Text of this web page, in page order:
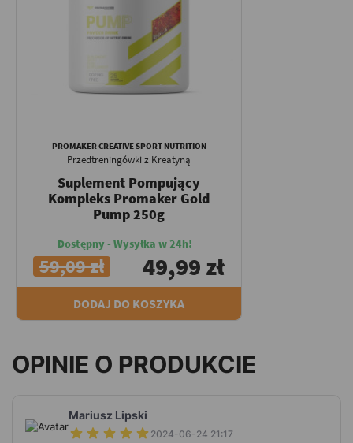
PROMAKER CREATIVE SPORT NUTRITION
Przedtreningówki z Kreatyną
Suplement Pompujący
Kompleks Promaker Gold
Pump 250g
Dostępny - Wysyłka w 24h!
59,09 zł 49,99 zł
DODAJ DO KOSZYKA
OPINIE O PRODUKCIE
Mariusz Lipski
2024-06-24 21:17